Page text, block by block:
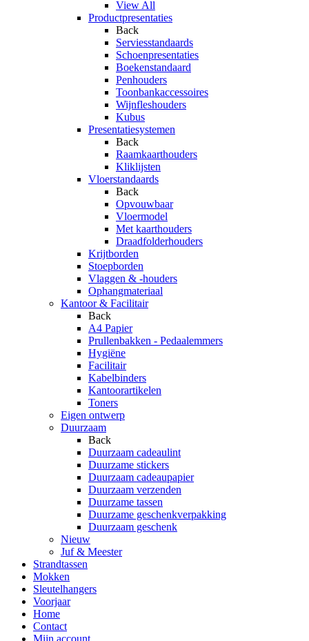
View All
Productpresentaties
Back
Serviesstandaards
Schoenpresentaties
Boekenstandaard
Penhouders
Toonbankaccessoires
Wijnfleshouders
Kubus
Presentatiesystemen
Back
Raamkaarthouders
Kliklijsten
Vloerstandaards
Back
Opvouwbaar
Vloermodel
Met kaarthouders
Draadfolderhouders
Krijtborden
Stoepborden
Vlaggen & -houders
Ophangmateriaal
Kantoor & Facilitair
Back
A4 Papier
Prullenbakken - Pedaalemmers
Hygiëne
Facilitair
Kabelbinders
Kantoorartikelen
Toners
Eigen ontwerp
Duurzaam
Back
Duurzaam cadeaulint
Duurzame stickers
Duurzaam cadeaupapier
Duurzaam verzenden
Duurzame tassen
Duurzame geschenkverpakking
Duurzaam geschenk
Nieuw
Juf & Meester
Strandtassen
Mokken
Sleutelhangers
Voorjaar
Home
Contact
Mijn account